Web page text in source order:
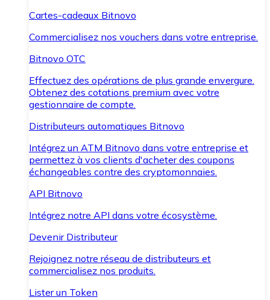
Cartes-cadeaux Bitnovo
Commercialisez nos vouchers dans votre entreprise.
Bitnovo OTC
Effectuez des opérations de plus grande envergure.
Obtenez des cotations premium avec votre
gestionnaire de compte.
Distributeurs automatiques Bitnovo
Intégrez un ATM Bitnovo dans votre entreprise et
permettez à vos clients d'acheter des coupons
échangeables contre des cryptomonnaies.
API Bitnovo
Intégrez notre API dans votre écosystème.
Devenir Distributeur
Rejoignez notre réseau de distributeurs et
commercialisez nos produits.
Lister un Token